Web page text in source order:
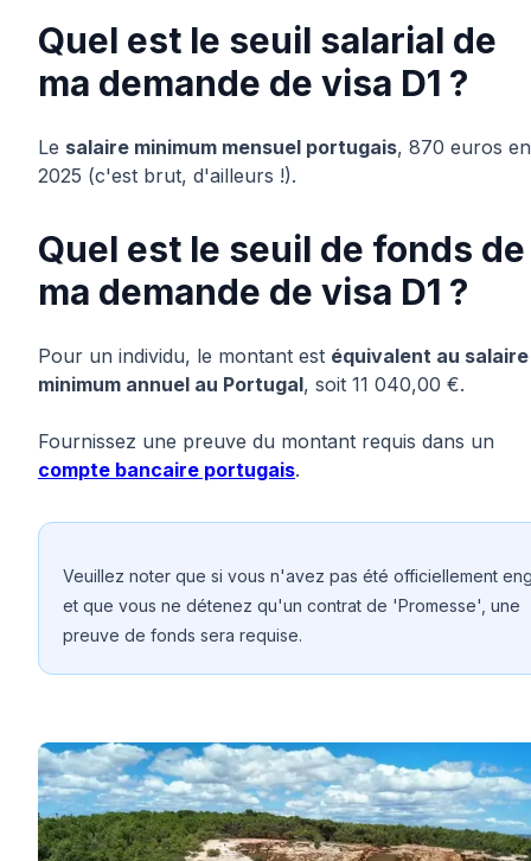
Quel est le seuil salarial de
ma demande de visa D1 ?
Le salaire minimum mensuel portugais, 870 euros en
2025 (c'est brut, d'ailleurs !).
Quel est le seuil de fonds de
ma demande de visa D1 ?
Pour un individu, le montant est équivalent au salaire
minimum annuel au Portugal, soit 11 040,00 €.
Fournissez une preuve du montant requis dans un
compte bancaire portugais.
Veuillez noter que si vous n'avez pas été officiellement
et que vous ne détenez qu'un contrat de 'Promesse', une
preuve de fonds sera requise.